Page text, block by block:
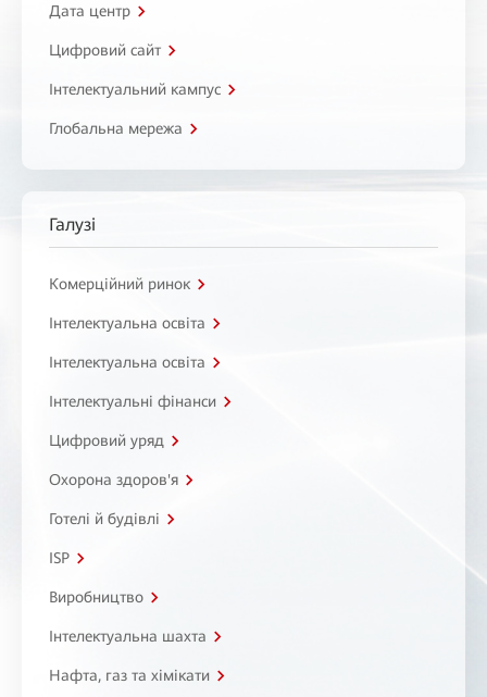
Дата центр
Цифровий сайт
Інтелектуальний кампус
Глобальна мережа
Галузі
Комерційний ринок
Інтелектуальна освіта
Інтелектуальна освіта
Інтелектуальні фінанси
Цифровий уряд
Охорона здоров'я
Готелі й будівлі
ISP
Виробництво
Інтелектуальна шахта
Нафта, газ та хімікати